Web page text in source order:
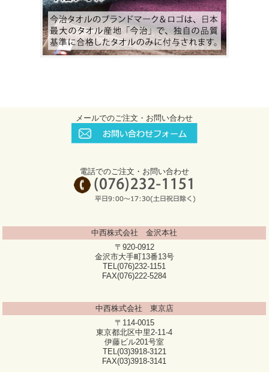
メールでのご注文・お問い合わせ
電話でのご注文・お問い合わせ
中西株式会社 金沢本社
〒920-0912
金沢市大手町13番13号
TEL(076)232-1151
FAX(076)222-5284
中西株式会社 東京店
〒114-0015
東京都北区中里2-11-4
伊藤ビル201号室
TEL(03)3918-3121
FAX(03)3918-3141